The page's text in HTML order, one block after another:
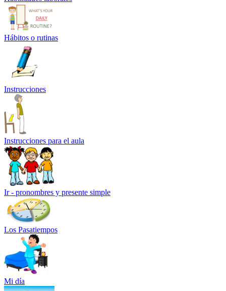
Hábitos o rutinas
Instrucciones
Instrucciones para el aula
Ir - pronombres y presente simple
Los Pasatiempos
Mi día